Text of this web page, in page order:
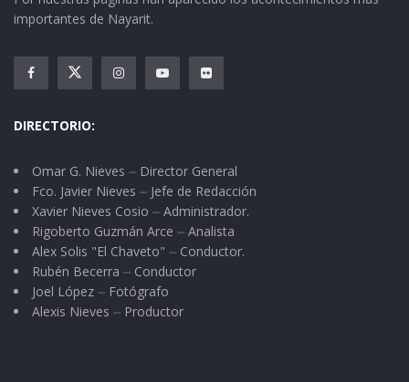
importantes de Nayarit.
DIRECTORIO:
Omar G. Nieves ⏤ Director General
Fco. Javier Nieves ⏤ Jefe de Redacción
Xavier Nieves Cosio ⏤ Administrador.
Rigoberto Guzmán Arce ⏤ Analista
Alex Solis "El Chaveto" ⏤ Conductor.
Rubén Becerra ⏤ Conductor
Joel López ⏤ Fotógrafo
Alexis Nieves ⏤ Productor